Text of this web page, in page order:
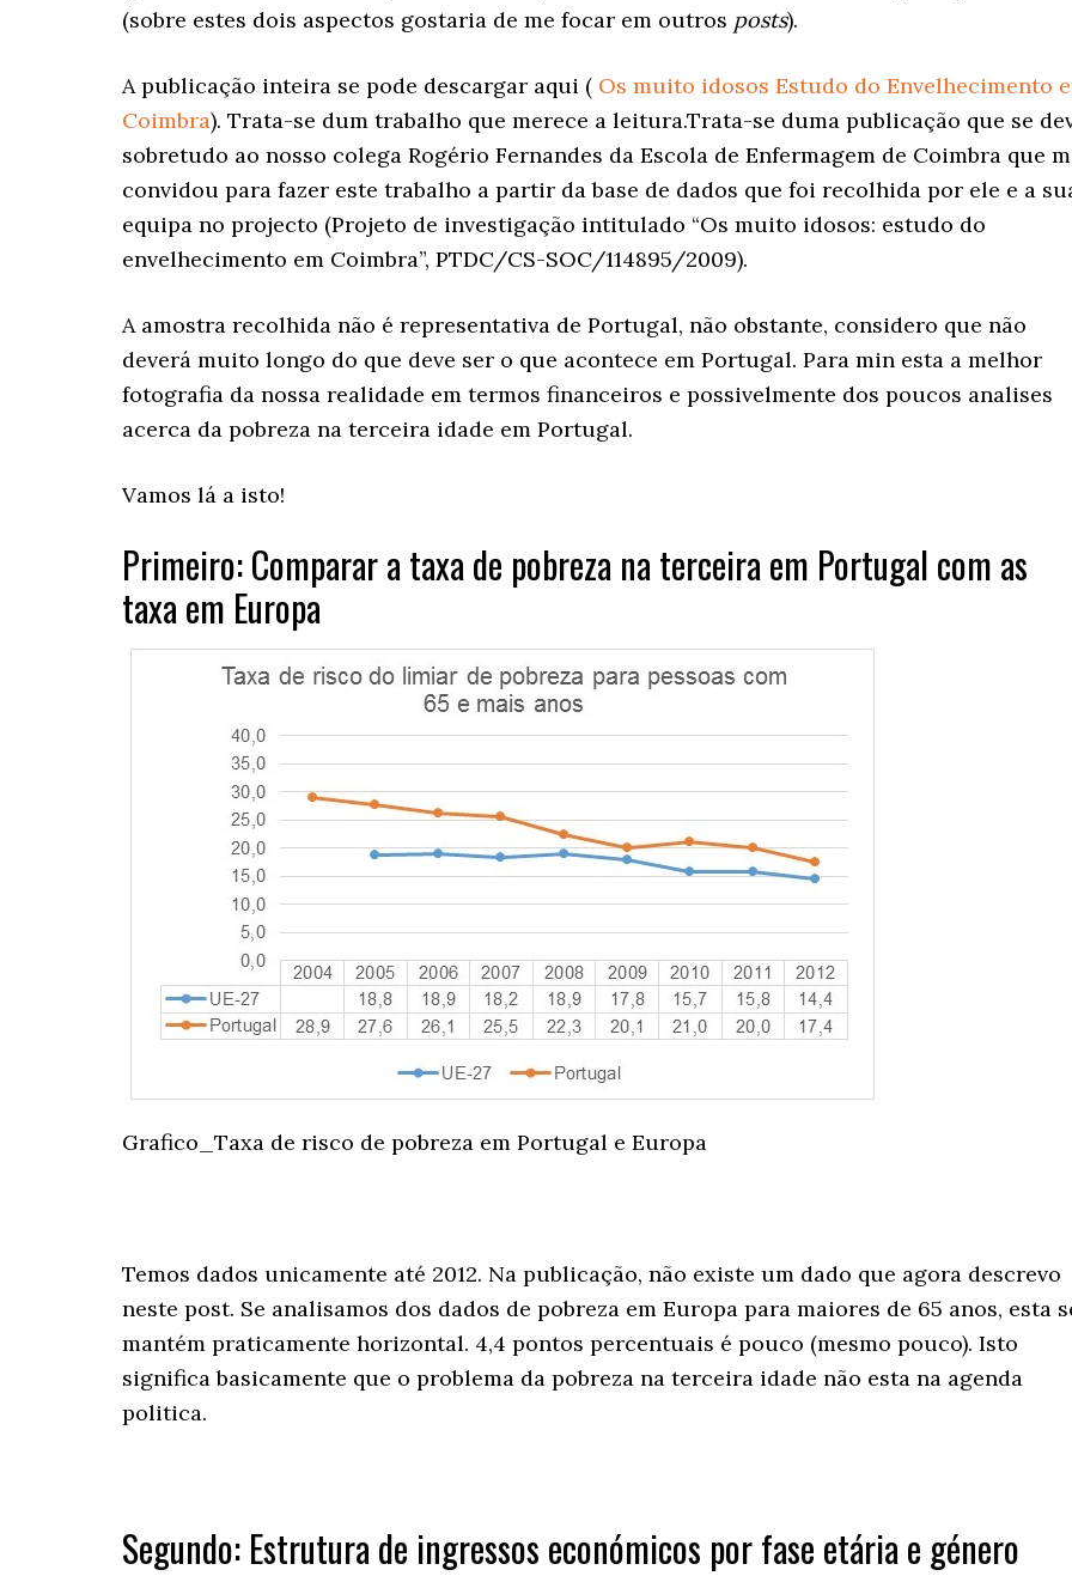
(sobre estes dois aspectos gostaria de me focar em outros posts).
A publicação inteira se pode descargar aqui ( Os muito idosos Estudo do Envelhecimento
Coimbra). Trata-se dum trabalho que merece a leitura.Trata-se duma publicação que se
sobretudo ao nosso colega Rogério Fernandes da Escola de Enfermagem de Coimbra que
convidou para fazer este trabalho a partir da base de dados que foi recolhida por ele e a
equipa no projecto (Projeto de investigação intitulado “Os muito idosos: estudo do
envelhecimento em Coimbra”, PTDC/CS-SOC/114895/2009).
A amostra recolhida não é representativa de Portugal, não obstante, considero que não
deverá muito longo do que deve ser o que acontece em Portugal. Para min esta a melhor
fotografia da nossa realidade em termos financeiros e possivelmente dos poucos analises
acerca da pobreza na terceira idade em Portugal.
Vamos lá a isto!
Primeiro: Comparar a taxa de pobreza na terceira em Portugal com as
taxa em Europa
Grafico_Taxa de risco de pobreza em Portugal e Europa
Temos dados unicamente até 2012. Na publicação, não existe um dado que agora descrevo
neste post. Se analisamos dos dados de pobreza em Europa para maiores de 65 anos, esta
mantém praticamente horizontal. 4,4 pontos percentuais é pouco (mesmo pouco). Isto
significa basicamente que o problema da pobreza na terceira idade não esta na agenda
politica.
Segundo: Estrutura de ingressos económicos por fase etária e género